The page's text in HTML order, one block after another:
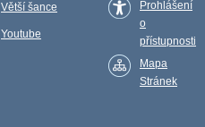
Větší šance
Youtube
Prohlášení
o
přístupnosti
Mapa
Stránek